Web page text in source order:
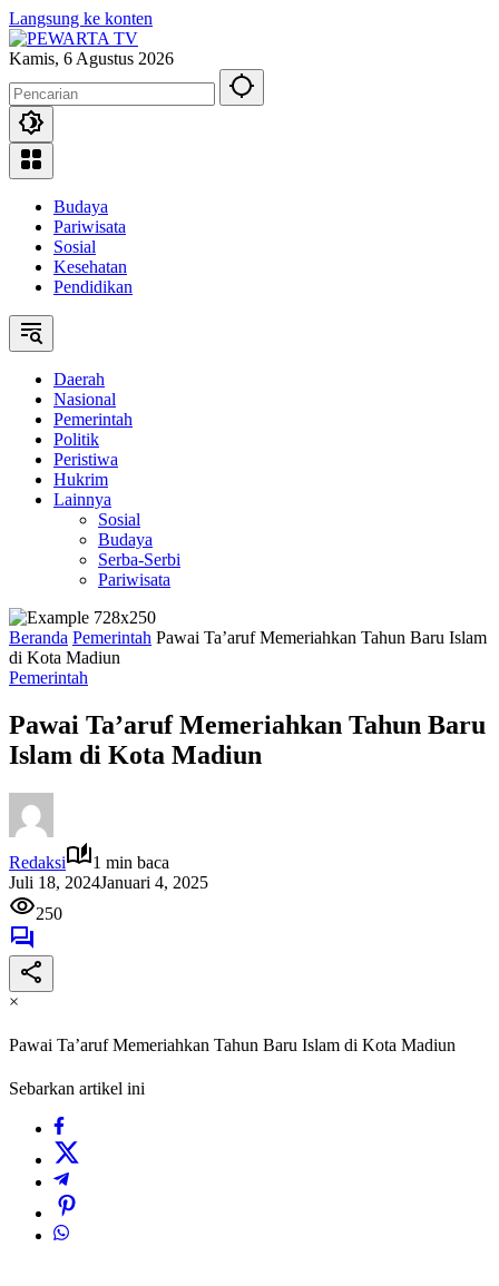
Langsung ke konten
Kamis, 6 Agustus 2026
Budaya
Pariwisata
Sosial
Kesehatan
Pendidikan
Daerah
Nasional
Pemerintah
Politik
Peristiwa
Hukrim
Lainnya
Sosial
Budaya
Serba-Serbi
Pariwisata
Beranda Pemerintah Pawai Ta’aruf Memeriahkan Tahun Baru Islam
di Kota Madiun
Pemerintah
Pawai Ta’aruf Memeriahkan Tahun Baru
Islam di Kota Madiun
Redaksi
1 min baca
Juli 18, 2024Januari 4, 2025
250
×
Pawai Ta’aruf Memeriahkan Tahun Baru Islam di Kota Madiun
Sebarkan artikel ini